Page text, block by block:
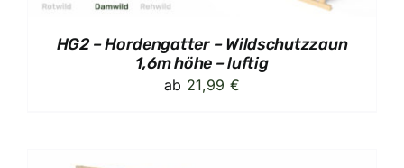
HG2 – Hordengatter – Wildschutzzaun
1,6m höhe – luftig
ab 21,99 €